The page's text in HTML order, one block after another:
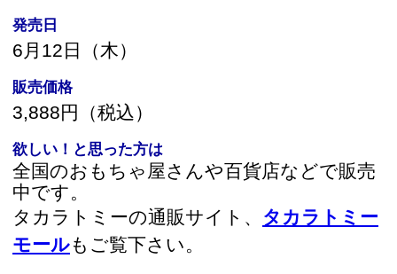
東京都葛飾区立石7-9-10
江戸川区時間 江東区時間
表示：PC|モバイル
© 2013 art blue Inc.